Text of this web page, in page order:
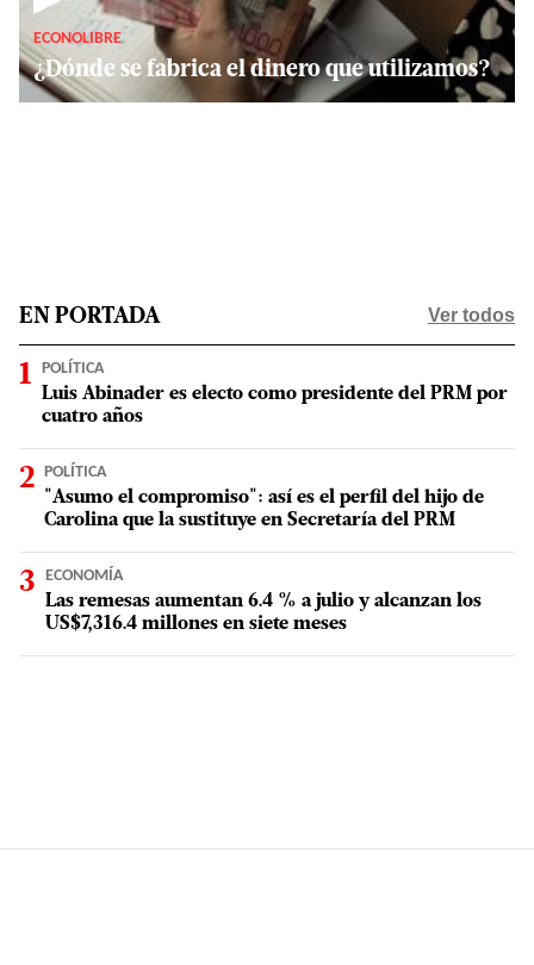
ECONOLIBRE
¿Dónde se fabrica el dinero que utilizamos?
EN PORTADA Ver todos
POLÍTICA
Luis Abinader es electo como presidente del PRM por
cuatro años
POLÍTICA
"Asumo el compromiso": así es el perfil del hijo de
Carolina que la sustituye en Secretaría del PRM
ECONOMÍA
Las remesas aumentan 6.4 % a julio y alcanzan los
US$7,316.4 millones en siete meses